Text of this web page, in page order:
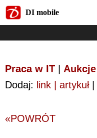
DI mobile
Praca w IT Aukcje
Dodaj: link | artykuł|
«POWRÓT
DI mobile